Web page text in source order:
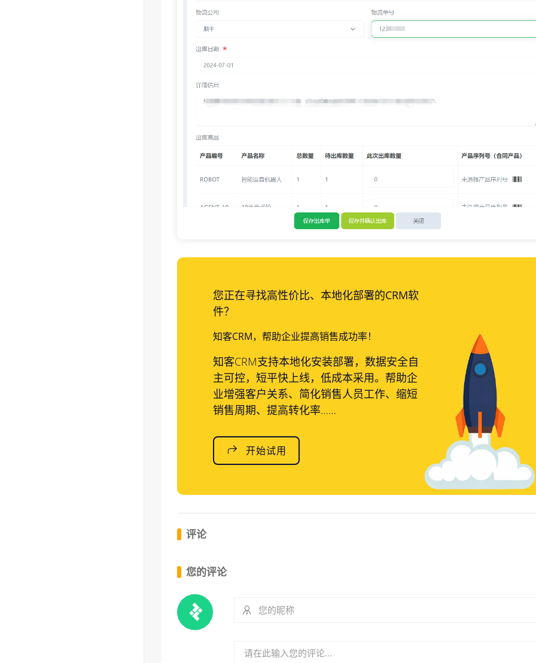
您正在寻找高性价比、本地化部署的CRM软
件？
知客CRM，帮助企业提高销售成功率！
知客CRM支持本地化安装部署，数据安全自
主可控，短平快上线，低成本采用。帮助企
业增强客户关系、简化销售人员工作、缩短
销售周期、提高转化率……
开始试用
评论
您的评论